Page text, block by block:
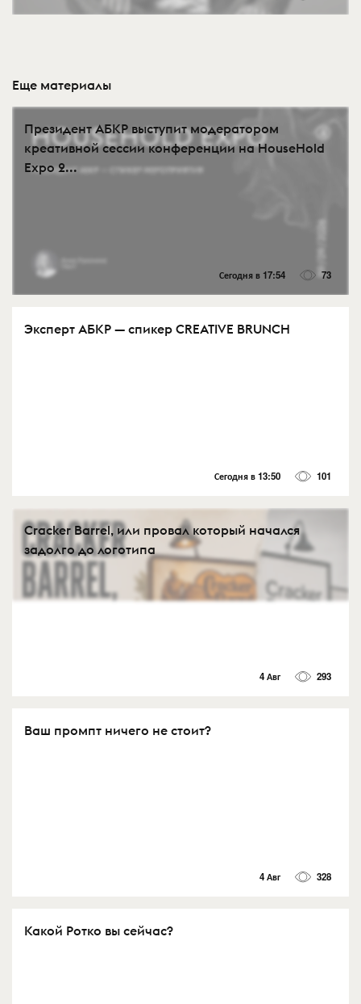
Еще материалы
Президент АБКР выступит модератором
креативной сессии конференции на HouseHold
Expo 2...
Сегодня в 17:54 73
Эксперт АБКР — спикер CREATIVE BRUNCH
Сегодня в 13:50 101
Cracker Barrel, или провал который начался
задолго до логотипа
4 Авг 293
Ваш промпт ничего не стоит?
4 Авг 328
Какой Ротко вы сейчас?